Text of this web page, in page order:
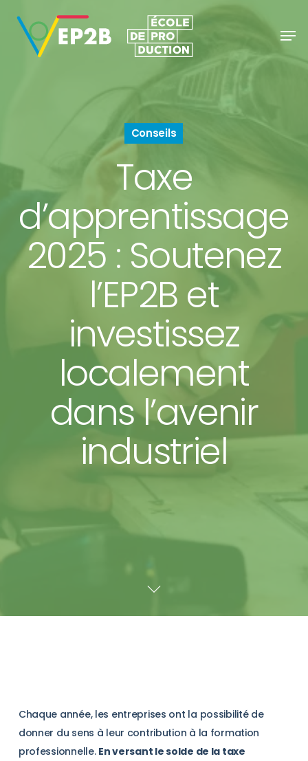
Conseils
Taxe
d’apprentissage
2025 : Soutenez
l’EP2B et
investissez
localement
dans l’avenir
industriel
Chaque année, les entreprises ont la possibilité de
donner du sens à leur contribution à la formation
professionnelle. En versant le solde de la taxe
Close